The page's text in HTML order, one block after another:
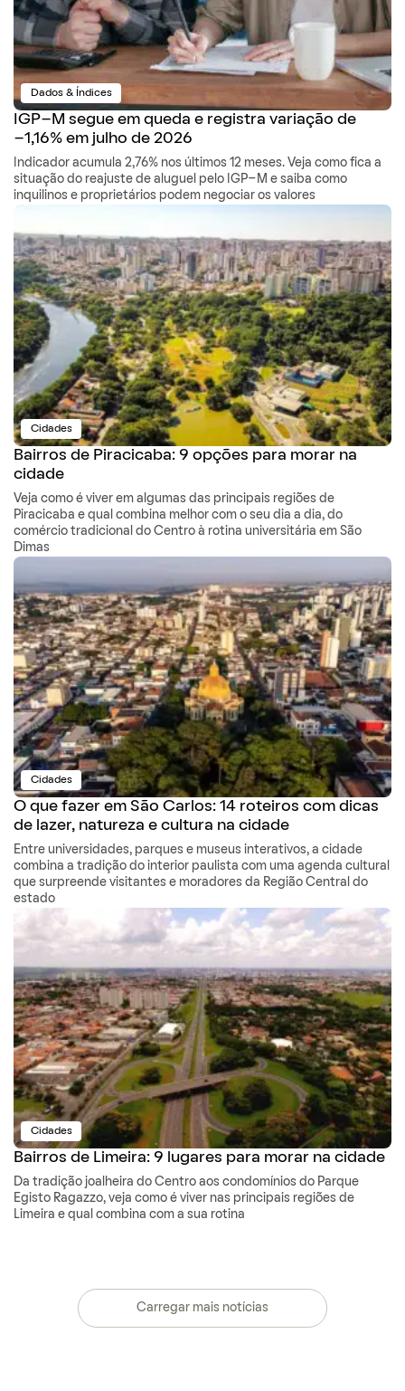
Dados & Índices
IGP-M segue em queda e registra variação de
-1,16% em julho de 2026
Indicador acumula 2,76% nos últimos 12 meses. Veja como fica a
situação do reajuste de aluguel pelo IGP-M e saiba como
inquilinos e proprietários podem negociar os valores
Cidades
Bairros de Piracicaba: 9 opções para morar na
cidade
Veja como é viver em algumas das principais regiões de
Piracicaba e qual combina melhor com o seu dia a dia, do
comércio tradicional do Centro à rotina universitária em São
Dimas
Cidades
O que fazer em São Carlos: 14 roteiros com dicas
de lazer, natureza e cultura na cidade
Entre universidades, parques e museus interativos, a cidade
combina a tradição do interior paulista com uma agenda cultural
que surpreende visitantes e moradores da Região Central do
estado
Cidades
Bairros de Limeira: 9 lugares para morar na cidade
Da tradição joalheira do Centro aos condomínios do Parque
Egisto Ragazzo, veja como é viver nas principais regiões de
Limeira e qual combina com a sua rotina
Carregar mais notícias